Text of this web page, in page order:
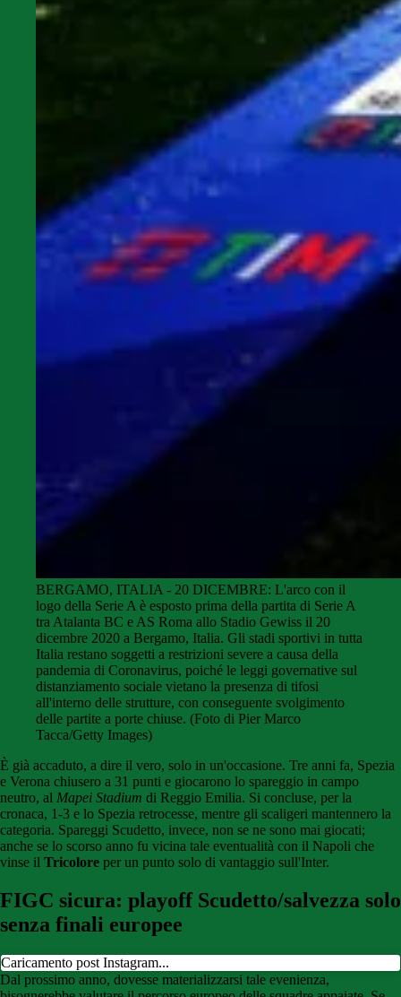
BERGAMO, ITALIA - 20 DICEMBRE: L'arco con il
logo della Serie A è esposto prima della partita di Serie A
tra Atalanta BC e AS Roma allo Stadio Gewiss il 20
dicembre 2020 a Bergamo, Italia. Gli stadi sportivi in tutta
Italia restano soggetti a restrizioni severe a causa della
pandemia di Coronavirus, poiché le leggi governative sul
distanziamento sociale vietano la presenza di tifosi
all'interno delle strutture, con conseguente svolgimento
delle partite a porte chiuse. (Foto di Pier Marco
Tacca/Getty Images)
È già accaduto, a dire il vero, solo in un'occasione. Tre anni fa, Spezia
e Verona chiusero a 31 punti e giocarono lo spareggio in campo
neutro, al Mapei Stadium di Reggio Emilia. Si concluse, per la
cronaca, 1-3 e lo Spezia retrocesse, mentre gli scaligeri mantennero la
categoria. Spareggi Scudetto, invece, non se ne sono mai giocati;
anche se lo scorso anno fu vicina tale eventualità con il Napoli che
vinse il Tricolore per un punto solo di vantaggio sull'Inter.
FIGC sicura: playoff Scudetto/salvezza solo
senza finali europee
Caricamento post Instagram...
Dal prossimo anno, dovesse materializzarsi tale evenienza,